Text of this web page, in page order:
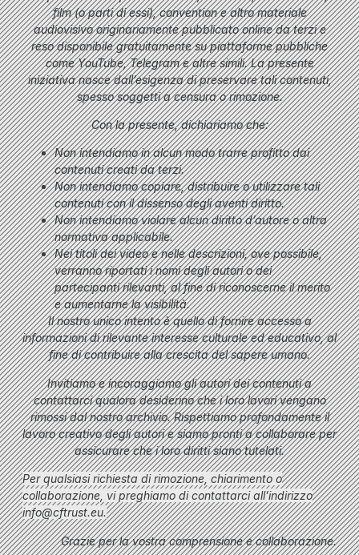
film (o parti di essi), convention e altro materiale
audiovisivo originariamente pubblicato online da terzi e
reso disponibile gratuitamente su piattaforme pubbliche
come YouTube, Telegram e altre simili. La presente
iniziativa nasce dall’esigenza di preservare tali contenuti,
spesso soggetti a censura o rimozione.
Con la presente, dichiariamo che:
Non intendiamo in alcun modo trarre profitto dai
contenuti creati da terzi.
Non intendiamo copiare, distribuire o utilizzare tali
contenuti con il dissenso degli aventi diritto.
Non intendiamo violare alcun diritto d’autore o altra
normativa applicabile.
Nei titoli dei video e nelle descrizioni, ove possibile,
verranno riportati i nomi degli autori o dei
partecipanti rilevanti, al fine di riconoscerne il merito
e aumentarne la visibilità.
Il nostro unico intento è quello di fornire accesso a
informazioni di rilevante interesse culturale ed educativo, al
fine di contribuire alla crescita del sapere umano.
Invitiamo e incoraggiamo gli autori dei contenuti a
contattarci qualora desiderino che i loro lavori vengano
rimossi dal nostro archivio. Rispettiamo profondamente il
lavoro creativo degli autori e siamo pronti a collaborare per
assicurare che i loro diritti siano tutelati.
Per qualsiasi richiesta di rimozione, chiarimento o
collaborazione, vi preghiamo di contattarci all’indirizzo
info@cftrust.eu.
Grazie per la vostra comprensione e collaborazione.